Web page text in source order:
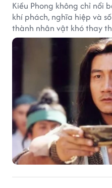
Kiều Phong không chỉ nổi
khí phách, nghĩa hiệp và
thành nhân vật khó thay